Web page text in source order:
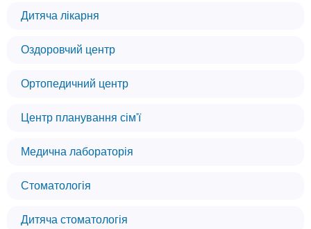
Дитяча лікарня
Оздоровчий центр
Ортопедичний центр
Центр планування сім'ї
Медична лабораторія
Стоматологія
Дитяча стоматологія